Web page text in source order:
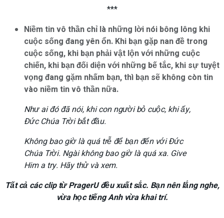
***
Niềm tin vô thần chỉ là những lời nói bông lông khi
cuộc sống đang yên ổn. Khi bạn gặp nan đề trong
cuộc sống, khi bạn phải vật lộn với những cuộc
chiến, khi bạn đối diện với những bế tắc, khi sự tuyệt
vọng đang gặm nhấm bạn, thì bạn sẽ không còn tin
vào niềm tin vô thần nữa.
Như ai đó đã nói, khi con người bỏ cuộc, khi ấy,
Đức Chúa Trời bắt đầu.
Không bao giờ là quá trễ để bạn đến với Đức
Chúa Trời. Ngài không bao giờ là quá xa. Give
Him a try. Hãy thử và xem.
Tất cả các clip từ PragerU đều xuất sắc. Bạn nên lắng nghe,
vừa học tiếng Anh vừa khai trí.